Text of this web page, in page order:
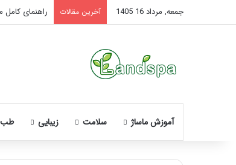
جمعه, مرداد 16 1405 آخرین مقالات راهنمای کامل
آموزش ماساژ سلامت زیبایی طب